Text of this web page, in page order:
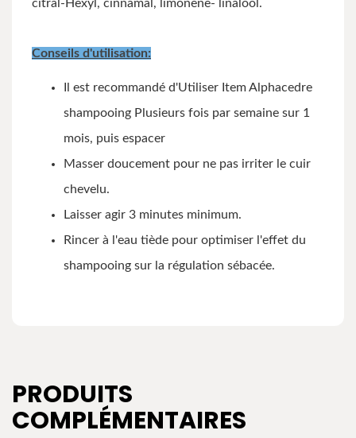
citral-Hexyl, cinnamal, limonene- linalool.
Conseils d'utilisation:
Il est recommandé d'Utiliser Item Alphacedre
shampooing Plusieurs fois par semaine sur 1
mois, puis espacer
Masser doucement pour ne pas irriter le cuir
chevelu.
Laisser agir 3 minutes minimum.
Rincer à l'eau tiède pour optimiser l'effet du
shampooing sur la régulation sébacée.
PRODUITS
COMPLÉMENTAIRES